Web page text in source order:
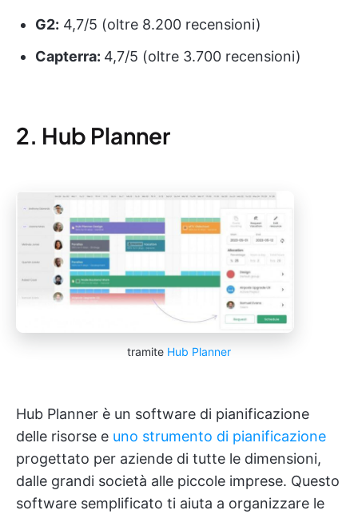
G2: 4,7/5 (oltre 8.200 recensioni)
Capterra: 4,7/5 (oltre 3.700 recensioni)
2. Hub Planner
tramite Hub Planner
Hub Planner è un software di pianificazione
delle risorse e uno strumento di pianificazione
progettato per aziende di tutte le dimensioni,
dalle grandi società alle piccole imprese. Questo
software semplificato ti aiuta a organizzare le